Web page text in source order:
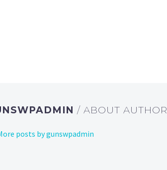
/ ABOUT AUTHOR
posts by gunswpadmin